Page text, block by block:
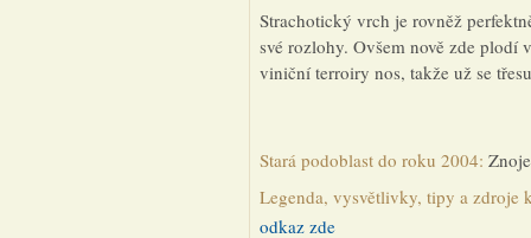
Strachotický vrch je rovněž
své rozlohy. Ovšem nově zde plodí
viniční terroiry nos, takže už se
Stará podoblast do roku 2004:
Legenda, vysvětlivky, tipy a zdroje
odkaz zde